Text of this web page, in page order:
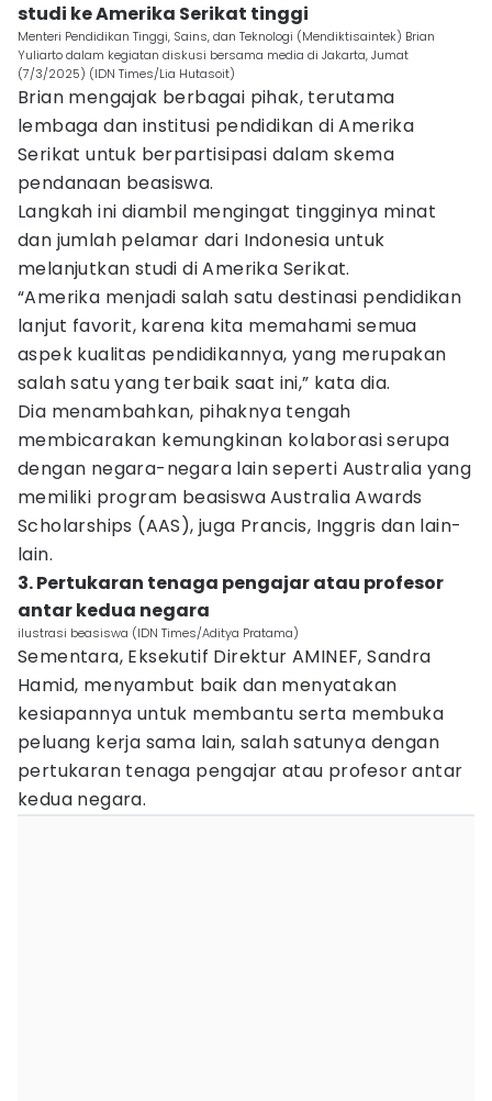
studi ke Amerika Serikat tinggi
Menteri Pendidikan Tinggi, Sains, dan Teknologi (Mendiktisaintek) Brian
Yuliarto dalam kegiatan diskusi bersama media di Jakarta, Jumat
(7/3/2025) (IDN Times/Lia Hutasoit)
Brian mengajak berbagai pihak, terutama
lembaga dan institusi pendidikan di Amerika
Serikat untuk berpartisipasi dalam skema
pendanaan beasiswa.
Langkah ini diambil mengingat tingginya minat
dan jumlah pelamar dari Indonesia untuk
melanjutkan studi di Amerika Serikat.
“Amerika menjadi salah satu destinasi pendidikan
lanjut favorit, karena kita memahami semua
aspek kualitas pendidikannya, yang merupakan
salah satu yang terbaik saat ini,” kata dia.
Dia menambahkan, pihaknya tengah
membicarakan kemungkinan kolaborasi serupa
dengan negara-negara lain seperti Australia yang
memiliki program beasiswa Australia Awards
Scholarships (AAS), juga Prancis, Inggris dan lain-
lain.
3. Pertukaran tenaga pengajar atau profesor
antar kedua negara
ilustrasi beasiswa (IDN Times/Aditya Pratama)
Sementara, Eksekutif Direktur AMINEF, Sandra
Hamid, menyambut baik dan menyatakan
kesiapannya untuk membantu serta membuka
peluang kerja sama lain, salah satunya dengan
pertukaran tenaga pengajar atau profesor antar
kedua negara.